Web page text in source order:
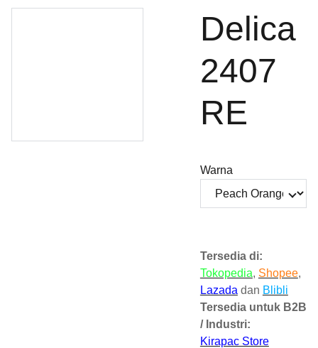
Delica
2407
RE
Warna
Tersedia di:
Tokopedia, Shopee,
Lazada dan Blibli
Tersedia untuk B2B
/ Industri:
Kirapac Store